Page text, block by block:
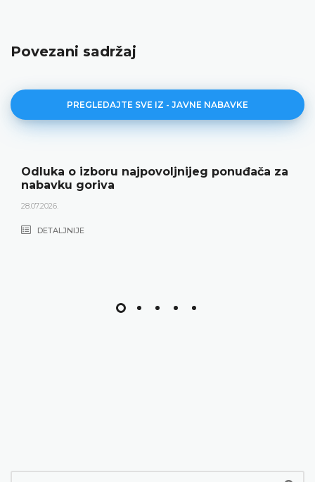
Povezani sadržaj
PREGLEDAJTE SVE IZ - JAVNE NABAVKE
Odluka o izboru najpovoljnijeg ponuđača za
nabavku goriva
28.07.2026.
DETALJNIJE